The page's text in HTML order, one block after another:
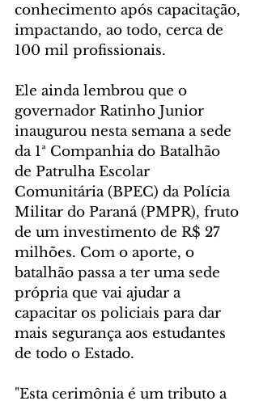
conhecimento após capacitação,
impactando, ao todo, cerca de
100 mil profissionais.
Ele ainda lembrou que o
governador Ratinho Junior
inaugurou nesta semana a sede
da 1ª Companhia do Batalhão
de Patrulha Escolar
Comunitária (BPEC) da Polícia
Militar do Paraná (PMPR), fruto
de um investimento de R$ 27
milhões. Com o aporte, o
batalhão passa a ter uma sede
própria que vai ajudar a
capacitar os policiais para dar
mais segurança aos estudantes
de todo o Estado.
"Esta cerimônia é um tributo a